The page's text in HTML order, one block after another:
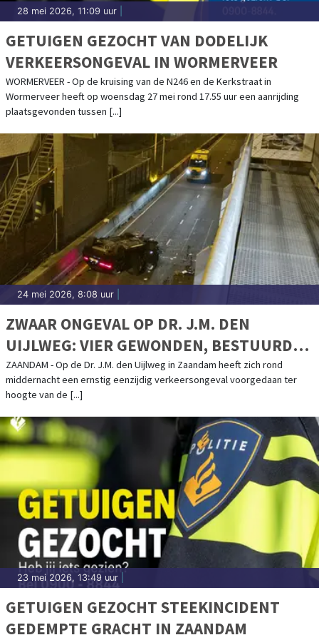
28 mei 2026, 11:09 uur
GETUIGEN GEZOCHT VAN DODELIJK
VERKEERSONGEVAL IN WORMERVEER
WORMERVEER - Op de kruising van de N246 en de Kerkstraat in
Wormerveer heeft op woensdag 27 mei rond 17.55 uur een aanrijding
plaatsgevonden tussen [...]
24 mei 2026, 8:08 uur
ZWAAR ONGEVAL OP DR. J.M. DEN
UIJLWEG: VIER GEWONDEN, BESTUURDER
AANGEHOUDEN
ZAANDAM - Op de Dr. J.M. den Uijlweg in Zaandam heeft zich rond
middernacht een ernstig eenzijdig verkeersongeval voorgedaan ter
hoogte van de [...]
23 mei 2026, 13:49 uur
GETUIGEN GEZOCHT STEEKINCIDENT
GEDEMPTE GRACHT IN ZAANDAM